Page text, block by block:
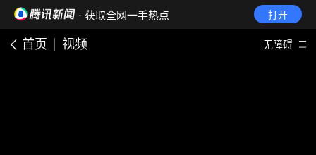
· 获取全网一手热点 打开
首页 视频 无障碍